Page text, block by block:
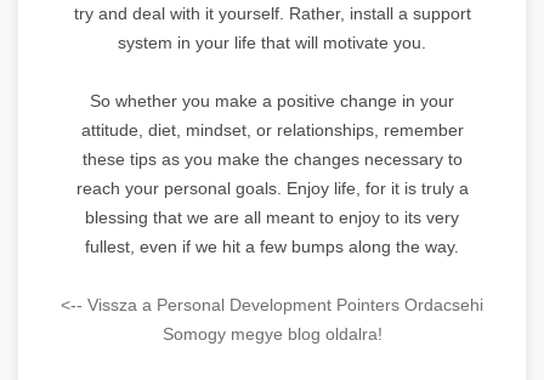
try and deal with it yourself. Rather, install a support
system in your life that will motivate you.
So whether you make a positive change in your
attitude, diet, mindset, or relationships, remember
these tips as you make the changes necessary to
reach your personal goals. Enjoy life, for it is truly a
blessing that we are all meant to enjoy to its very
fullest, even if we hit a few bumps along the way.
<-- Vissza a Personal Development Pointers Ordacsehi
Somogy megye blog oldalra!